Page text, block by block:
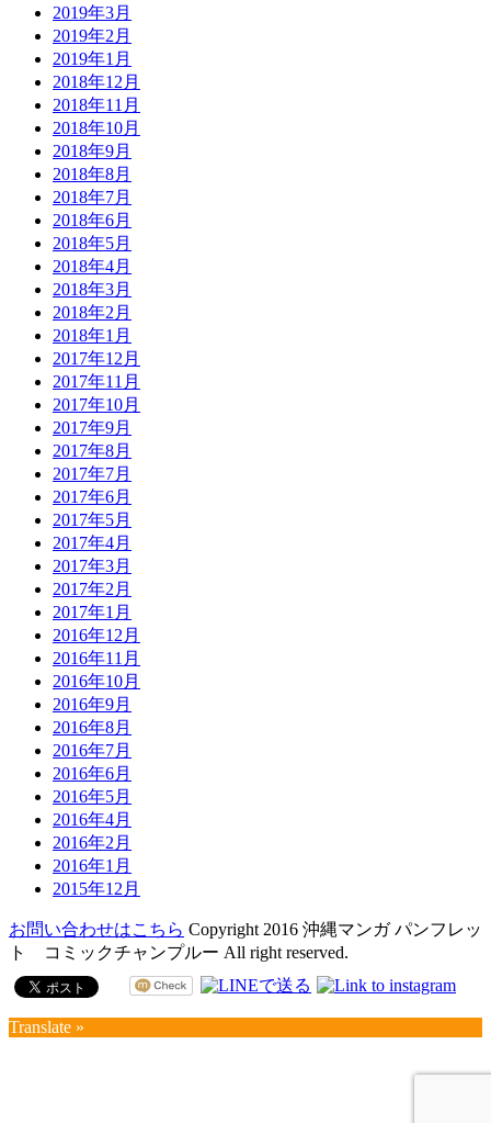
2019年3月
2019年2月
2019年1月
2018年12月
2018年11月
2018年10月
2018年9月
2018年8月
2018年7月
2018年6月
2018年5月
2018年4月
2018年3月
2018年2月
2018年1月
2017年12月
2017年11月
2017年10月
2017年9月
2017年8月
2017年7月
2017年6月
2017年5月
2017年4月
2017年3月
2017年2月
2017年1月
2016年12月
2016年11月
2016年10月
2016年9月
2016年8月
2016年7月
2016年6月
2016年5月
2016年4月
2016年2月
2016年1月
2015年12月
お問い合わせはこちら Copyright 2016 沖縄マンガ パンフレッ
ト コミックチャンプルー All right reserved.
Translate »